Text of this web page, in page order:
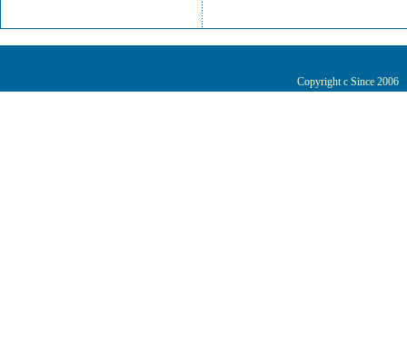
Copyright c Since